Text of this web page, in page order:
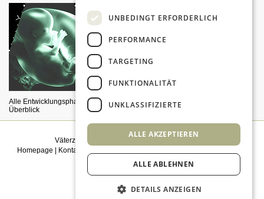
Alle Entwicklungsphasen im
Überblick
Väterzeit weiterempfehlen
Homepage
Kontakt
Einwilligungsmanagement
UNBEDINGT ERFORDERLICH
PERFORMANCE
TARGETING
FUNKTIONALITÄT
UNKLASSIFIZIERTE
ALLE AKZEPTIEREN
ALLE ABLEHNEN
DETAILS ANZEIGEN